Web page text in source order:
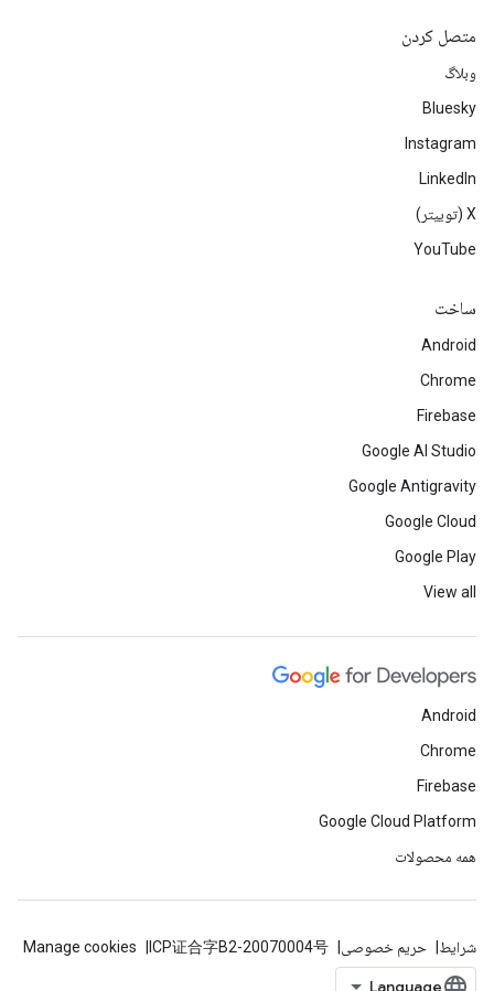
متصل کردن
وبلاگ
Bluesky
Instagram
LinkedIn
‫X (توییتر)
YouTube
ساخت
Android
Chrome
Firebase
Google AI Studio
Google Antigravity
Google Cloud
Google Play
View all
Android
Chrome
Firebase
Google Cloud Platform
همه محصولات
شرایط حریم خصوصی ICP证合字B2-20070004号
Manage cookies